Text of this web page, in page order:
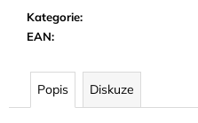
Kategorie:
EAN:
Popis Diskuze